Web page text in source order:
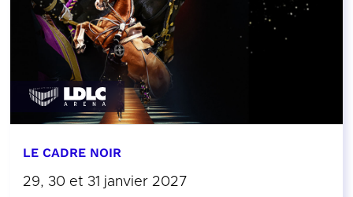
LE CADRE NOIR
29, 30 et 31 janvier 2027